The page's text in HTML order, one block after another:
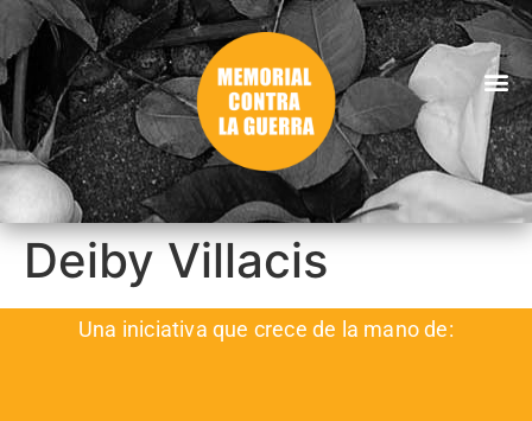
Deiby Villacis
Una iniciativa que crece de la mano de: